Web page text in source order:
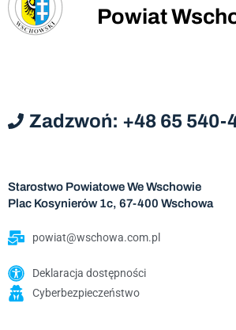
Powiat
Zadzwoń: +48 65 540-
Starostwo Powiatowe We Wschowie
Plac Kosynierów 1c, 67-400 Wschowa
powiat@wschowa.com.pl
Deklaracja dostępności
Cyberbezpieczeństwo